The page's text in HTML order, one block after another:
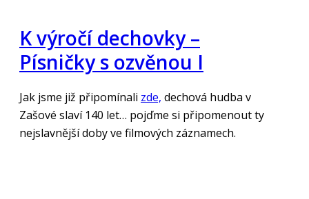
K výročí dechovky –
Písničky s ozvěnou I
Jak jsme již připomínali zde, dechová hudba v
Zašové slaví 140 let… pojďme si připomenout ty
nejslavnější doby ve filmových záznamech.